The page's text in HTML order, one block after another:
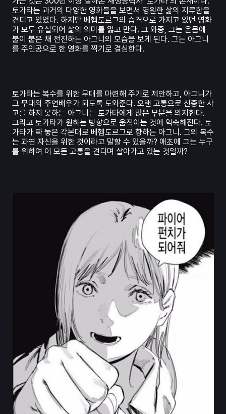
토가타는 과거의 다양한 영화들을 보면서 영원한 삶의 지루함을
견디고 있었다. 하지만 베헴도르그의 습격으로 가지고 있던 영화
가 모두 유실되어 삶의 의미를 잃고 만다. 그 와중, 그는 온몸에
불이 붙은 채 전진하는 아그니의 모습을 보게 된다. 그는 아그니
를 주인공으로 한 영화를 찍기로 결심한다.
토가타는 복수를 위한 무대를 마련해 주기로 제안하고, 아그니가
그 무대의 주연배우가 되도록 도와준다. 오랜 고통으로 신중한 사
고를 하지 못하는 아그니는 토가타에게 많은 부분을 의지한다.
그리고 토가타가 원하는 방향으로 움직이는 것에 익숙해진다. 토
가타가 짜 놓은 각본대로 베헴도르그로 향하는 아그니. 그의 복수
는 과연 자신을 위한 것이라고 말할 수 있을까? 애초에 그는 누구
를 위하여 이 모든 고통을 견디며 살아가고 있는 것일까?